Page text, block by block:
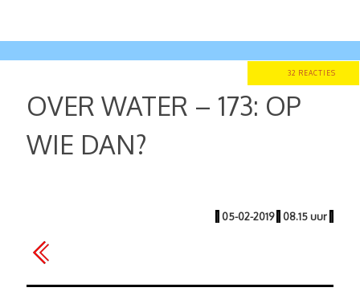
32 REACTIES
OVER WATER – 173: OP
WIE DAN?
| 05-02-2019 | 08.15 uur |